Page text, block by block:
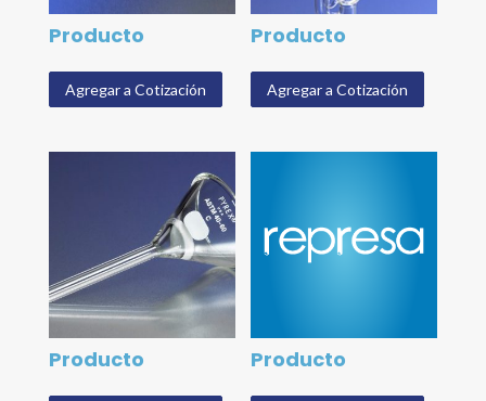
Producto
Agregar a Cotización
Producto
Agregar a Cotización
Producto Producto